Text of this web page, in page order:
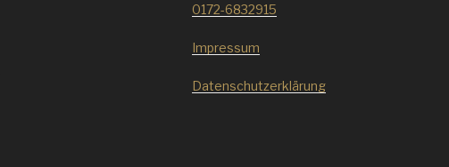
0172-6832915
Impressum
Datenschutzerklärung